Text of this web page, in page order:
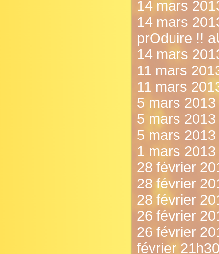
14 mars
14 mars
prOduire !!
14 mars
11 mars
11 mars
5 mars 2013
5 mars
5 mars
1 mars
28 février
28 février
28 février
26 février
26 février
février